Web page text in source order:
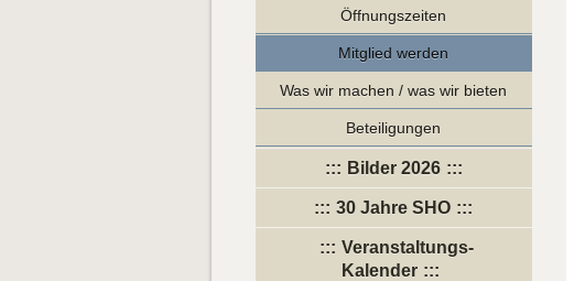
Öffnungszeiten
Mitglied werden
Was wir machen / was wir bieten
Beteiligungen
Bilder 2026
30 Jahre SHO
Veranstaltungs-
Kalender